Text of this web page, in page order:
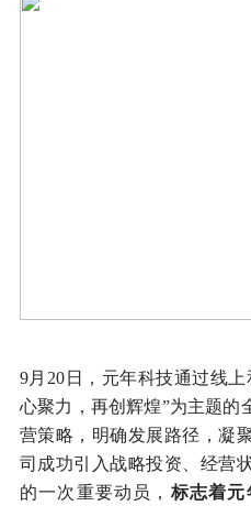
9月20日，元年科技通过线
心聚力，再创辉煌”为主题的
营策略，明确发展路径，凝
司成功引入战略投资、经营
的一次重要动员， 标志着元